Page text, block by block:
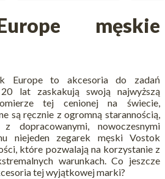
męskie
Europe to akcesoria do zadań
lat zaskakują swoją najwyższą
tej cenionej na świecie,
są ręcznie z ogromną starannością,
nowoczesnymi
niejeden zegarek męski Vostok
które pozwalają na korzystanie z
warunkach. Co jeszcze
tej wyjątkowej marki?